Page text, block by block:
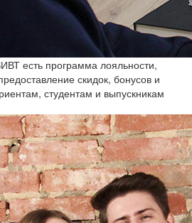
есть программа лояльности,
скидок, бонусов и
студентам и выпускникам